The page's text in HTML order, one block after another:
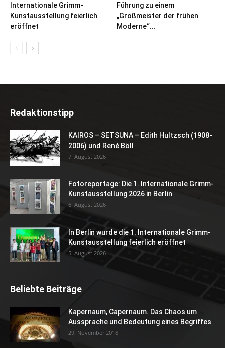
Internationale Grimm-
Kunstausstellung feierlich
eröffnet
Führung zu einem
„Großmeister der frühen
Moderne“...
Redaktionstipp
KAIROS – SETSUNA – Edith Hultzsch (1908-
2006) und René Böll
7. August 2026
Fotoreportage: Die 1. Internationale Grimm-
Kunstausstellung 2026 in Berlin
6. August 2026
In Berlin wurde die 1. Internationale Grimm-
Kunstausstellung feierlich eröffnet
5. August 2026
Beliebte Beiträge
Kapernaum, Capernaum. Das Chaos um
Aussprache und Bedeutung eines Begriffes
29. November 2018